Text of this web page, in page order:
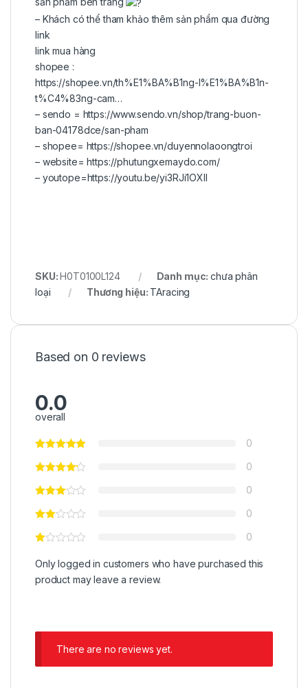
– Khách có thể tham khảo thêm sản phẩm qua đường
link
link mua hàng
shopee :
https://shopee.vn/th%E1%BA%B1ng-l%E1%BA%B1n-
t%C4%83ng-cam…
– sendo = https://www.sendo.vn/shop/trang-buon-
ban-04178dce/san-pham
– shopee= https://shopee.vn/duyennolaoongtroi
– website=https://phutungxemaydo.com/
– youtope=https://youtu.be/yi3RJi1OXII
SKU:H0T0100L124 Danh mục:chưa phân
loại
Thương hiệu: TAracing
Based on 0 reviews
0.0
overall
0
0
0
0
0
Only logged in customers who have purchased this
product may leave a review.
There are no reviews yet.